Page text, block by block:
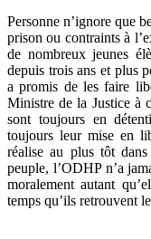
Personne n’ignore que
prison ou contraints à
de nombreux jeunes
depuis trois ans et plus
a promis de les faire
Ministre de la Justice à
sont toujours en
toujours leur mise en
réalise au plus tôt dans
peuple, l’ODHP n’a
moralement autant
temps qu’ils retrouvent